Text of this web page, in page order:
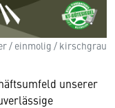
/ einmolig / kirschgrau
unserer